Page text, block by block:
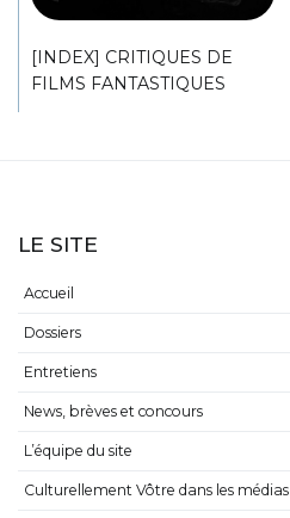
[INDEX] CRITIQUES DE
FILMS FANTASTIQUES
LE SITE
Accueil
Dossiers
Entretiens
News, brèves et concours
L’équipe du site
Culturellement Vôtre dans les médias